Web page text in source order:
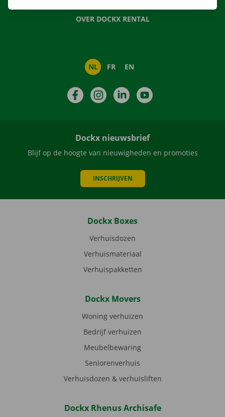
OVER DOCKX RENTAL
NL FR EN
FacebookInstagramLinkedIn
Dockx nieuwsbrief
Blijf op de hoogte van nieuwigheden en promoties
INSCHRIJVEN
Dockx Boxes
Verhuisdozen
Verhuismateriaal
Verhuispakketten
Dockx Movers
Woning verhuizen
Bedrijf verhuizen
Meubelbewaring
Seniorenverhuis
Verhuisdozen & verhuisliften
Dockx Rhenus Archisafe